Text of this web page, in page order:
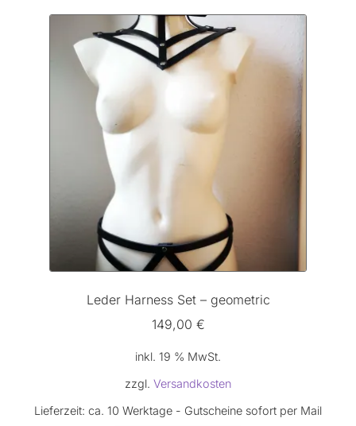
Leder Harness Set – geometric
149,00 €
inkl. 19 % MwSt.
zzgl. Versandkosten
Lieferzeit: ca. 10 Werktage - Gutscheine sofort per Mail